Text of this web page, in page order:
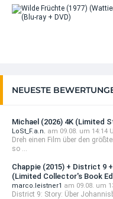
NEUESTE
Michael (2026) 4K (Limited
LoSt_F.a.n. am 09.08. um 14:14
Dreh einen Film über den
so ...
Chappie (2015) + District 9
(Limited Collector's Book
marco.leistner1 am 09.08. um
District 9: Story: Über